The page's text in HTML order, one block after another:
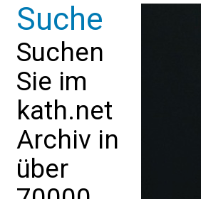
Suche
Suchen
Sie im
kath.net
Archiv in
über